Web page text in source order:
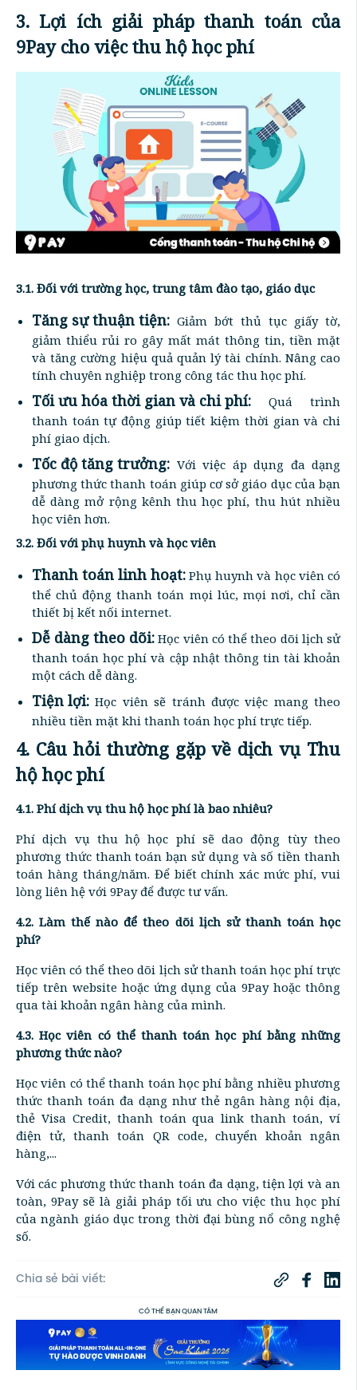
3. Lợi ích giải pháp thanh toán của
9Pay cho việc thu hộ học phí
3.1. Đối với trường học, trung tâm đào tạo, giáo dục
Tăng sự thuận tiện: Giảm bớt thủ tục giấy tờ,
giảm thiểu rủi ro gây mất mát thông tin, tiền mặt
và tăng cường hiệu quả quản lý tài chính. Nâng cao
tính chuyên nghiệp trong công tác thu học phí.
Tối ưu hóa thời gian và chi phí: Quá trình
thanh toán tự động giúp tiết kiệm thời gian và chi
phí giao dịch.
Tốc độ tăng trưởng: Với việc áp dụng đa dạng
phương thức thanh toán giúp cơ sở giáo dục của bạn
dễ dàng mở rộng kênh thu học phí, thu hút nhiều
học viên hơn.
3.2. Đối với phụ huynh và học viên
Thanh toán linh hoạt: Phụ huynh và học viên có
thể chủ động thanh toán mọi lúc, mọi nơi, chỉ cần
thiết bị kết nối internet.
Dễ dàng theo dõi: Học viên có thể theo dõi lịch sử
thanh toán học phí và cập nhật thông tin tài khoản
một cách dễ dàng.
Tiện lợi: Học viên sẽ tránh được việc mang theo
nhiều tiền mặt khi thanh toán học phí trực tiếp.
4. Câu hỏi thường gặp về dịch vụ Thu
hộ học phí
4.1. Phí dịch vụ thu hộ học phí là bao nhiêu?
Phí dịch vụ thu hộ học phí sẽ dao động tùy theo
phương thức thanh toán bạn sử dụng và số tiền thanh
toán hàng tháng/năm. Để biết chính xác mức phí, vui
lòng liên hệ với 9Pay để được tư vấn.
4.2. Làm thế nào để theo dõi lịch sử thanh toán học
phí?
Học viên có thể theo dõi lịch sử thanh toán học phí trực
tiếp trên website hoặc ứng dụng của 9Pay hoặc thông
qua tài khoản ngân hàng của mình.
4.3. Học viên có thể thanh toán học phí bằng những
phương thức nào?
Học viên có thể thanh toán học phí bằng nhiều phương
thức thanh toán đa dạng như thẻ ngân hàng nội địa,
thẻ Visa Credit, thanh toán qua link thanh toán, ví
điện tử, thanh toán QR code, chuyển khoản ngân
hàng,...
Với các phương thức thanh toán đa dạng, tiện lợi và an
toàn, 9Pay sẽ là giải pháp tối ưu cho việc thu học phí
của ngành giáo dục trong thời đại bùng nổ công nghệ
số.
Chia sẻ bài viết:
CÓ THỂ BẠN QUAN TÂM